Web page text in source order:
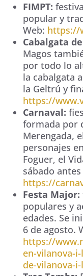
FIMPT:
popular y
Web: https://
Cabalgata
Magos
por todo lo
la cabalgata
la Geltrú y
https://
Carnaval:
formada por
Merengada,
personajes
Foguer, el
sábado
https://
Festa Major:
populares y
edades. Se
6 de agosto.
https://
en-vilanova-
de-vilanova-